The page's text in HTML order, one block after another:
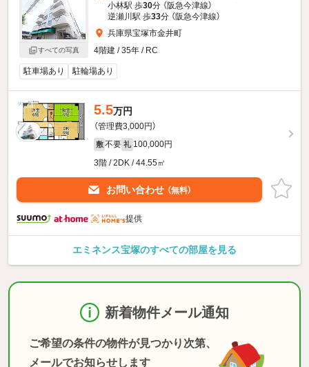
すべての写真
小林駅 歩30分 （阪急今津線）
逆瀬川駅 歩33分 （阪急今津線）
兵庫県宝塚市金井町
4階建 / 35年 / RC
駐車場あり 駐輪場あり
5.5万円
（管理費3,000円）
敷 不要 礼 100,000円
3階 / 2DK / 44.55㎡
お問い合わせ （無料）
提供
エミネンス宝塚のすべての部屋を見る
新着物件メール通知
ご希望の条件の物件が見つかり次第、
メールでお知らせします